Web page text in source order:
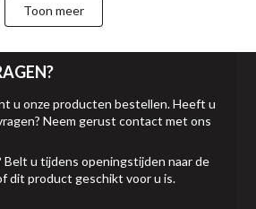
Toon meer
u onze producten bestellen. Heeft u
Neem gerust contact met ons
Belt u tijdens openingstijden naar de
dit product geschikt voor u is.